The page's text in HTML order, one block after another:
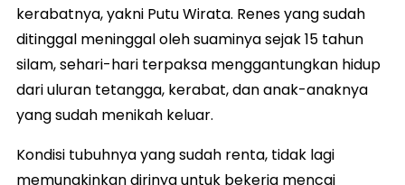
kerabatnya, yakni Putu Wirata. Renes yang sudah
ditinggal meninggal oleh suaminya sejak 15 tahun
silam, sehari-hari terpaksa menggantungkan hidup
dari uluran tetangga, kerabat, dan anak-anaknya
yang sudah menikah keluar.
Kondisi tubuhnya yang sudah renta, tidak lagi
memungkinkan dirinya untuk bekerja mencai